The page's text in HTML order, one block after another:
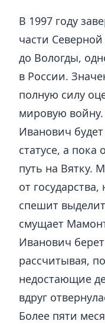
В 1997 году
части
до Вологды,
в России.
полную силу
мировую
Иванович
статусе, а
путь на Вятку.
от
спешит
смущает
Иванович
рассчитывая,
недостающие
вдруг
Более пяти